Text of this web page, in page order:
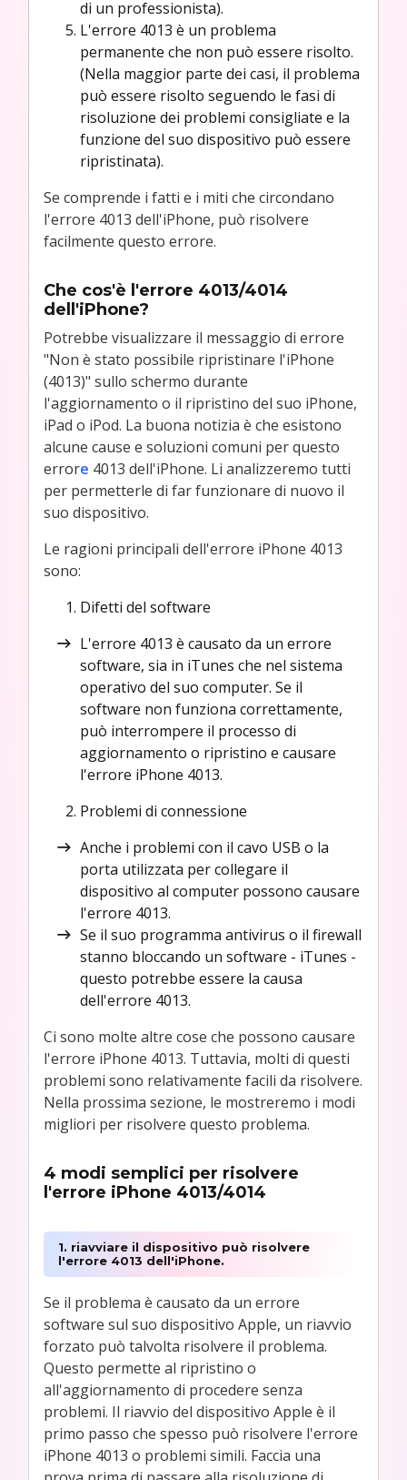
di un professionista).
L'errore 4013 è un problema
permanente che non può essere risolto.
(Nella maggior parte dei casi, il problema
può essere risolto seguendo le fasi di
risoluzione dei problemi consigliate e la
funzione del suo dispositivo può essere
ripristinata).
Se comprende i fatti e i miti che circondano
l'errore 4013 dell'iPhone, può risolvere
facilmente questo errore.
Che cos'è l'errore 4013/4014
dell'iPhone?
Potrebbe visualizzare il messaggio di errore
"Non è stato possibile ripristinare l'iPhone
(4013)" sullo schermo durante
l'aggiornamento o il ripristino del suo iPhone,
iPad o iPod. La buona notizia è che esistono
alcune cause e soluzioni comuni per questo
errore 4013 dell'iPhone. Li analizzeremo tutti
per permetterle di far funzionare di nuovo il
suo dispositivo.
Le ragioni principali dell'errore iPhone 4013
sono:
Difetti del software
L'errore 4013 è causato da un errore
software, sia in iTunes che nel sistema
operativo del suo computer. Se il
software non funziona correttamente,
può interrompere il processo di
aggiornamento o ripristino e causare
l'errore iPhone 4013.
Problemi di connessione
Anche i problemi con il cavo USB o la
porta utilizzata per collegare il
dispositivo al computer possono causare
l'errore 4013.
Se il suo programma antivirus o il firewall
stanno bloccando un software - iTunes -
questo potrebbe essere la causa
dell'errore 4013.
Ci sono molte altre cose che possono causare
l'errore iPhone 4013. Tuttavia, molti di questi
problemi sono relativamente facili da risolvere.
Nella prossima sezione, le mostreremo i modi
migliori per risolvere questo problema.
4 modi semplici per risolvere
l'errore iPhone 4013/4014
1. riavviare il dispositivo può risolvere
l'errore 4013 dell'iPhone.
Se il problema è causato da un errore
software sul suo dispositivo Apple, un riavvio
forzato può talvolta risolvere il problema.
Questo permette al ripristino o
all'aggiornamento di procedere senza
problemi. Il riavvio del dispositivo Apple è il
primo passo che spesso può risolvere l'errore
iPhone 4013 o problemi simili. Faccia una